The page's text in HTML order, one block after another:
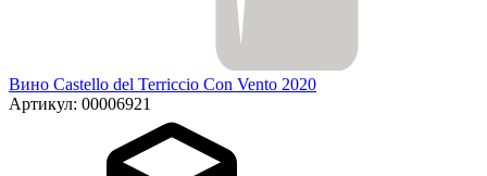
Вино Castello del Terriccio Con Vento 2020
Артикул: 00006921